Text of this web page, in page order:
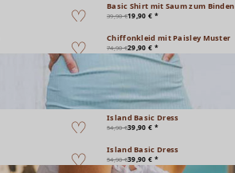
Basic Shirt mit Saum zum Binden
39,90 €19,90 € *
Chiffonkleid mit Paisley Muster
74,90 €29,90 € *
Island Basic Dress
54,90 €39,90 € *
Island Basic Dress
54,90 €39,90 € *